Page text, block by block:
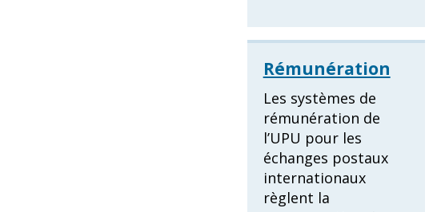
Rémunération
Les systèmes de
rémunération de
l’UPU pour les
échanges postaux
internationaux
règlent la